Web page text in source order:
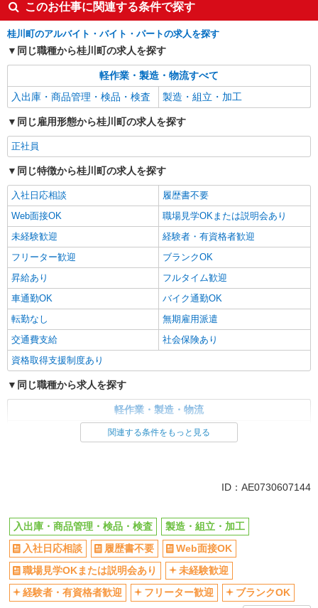
このお仕事に関連する条件で探す
桂川町のアルバイト・バイト・パートの求人を探す
同じ職種から桂川町の求人を探す
軽作業・製造・物流すべて
入出庫・商品管理・検品・検査
製造・組立・加工
同じ雇用形態から桂川町の求人を探す
正社員
同じ特徴から桂川町の求人を探す
入社日応相談
履歴書不要
Web面接OK
職場見学OKまたは説明会あり
未経験歓迎
経験者・有資格者歓迎
フリーター歓迎
ブランクOK
昇給あり
フルタイム歓迎
車通勤OK
バイク通勤OK
転勤なし
無期雇用派遣
交通費支給
社会保険あり
資格取得支援制度あり
同じ職種から求人を探す
軽作業・製造・物流
入出庫・商品管理・検品・検査
製造・組立・加工
関連する条件をもっと見る
ID：AE0730607144
入出庫・商品管理・検品・検査
製造・組立・加工
入社日応相談
履歴書不要
Web面接OK
職場見学OKまたは説明会あり
未経験歓迎
経験者・有資格者歓迎
フリーター歓迎
ブランクOK